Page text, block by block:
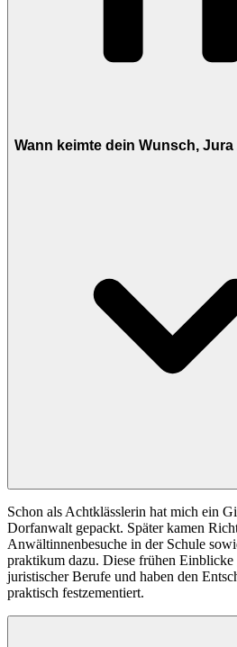
Wann keimte dein Wunsch,
Schon als Achtklässlerin hat mich ein
Dorfanwalt gepackt. Später kamen
Anwältinnenbesuche in der Schule
praktikum dazu. Diese frühen
juristischer Berufe und haben den
praktisch festzementiert.